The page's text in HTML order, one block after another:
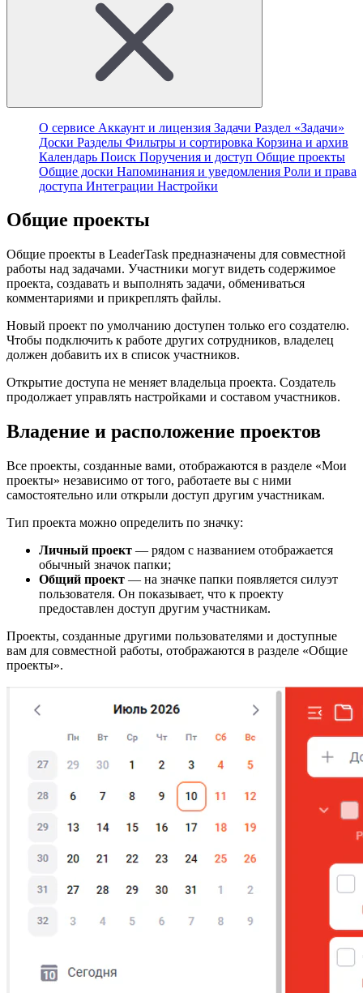
О сервисе Аккаунт и лицензия Задачи Раздел «Задачи»
Доски Разделы Фильтры и сортировка Корзина и архив
Календарь Поиск Поручения и доступ Общие проекты
Общие доски Напоминания и уведомления Роли и права
доступа Интеграции Настройки
Общие проекты
Общие проекты в LeaderTask предназначены для совместной
работы над задачами. Участники могут видеть содержимое
проекта, создавать и выполнять задачи, обмениваться
комментариями и прикреплять файлы.
Новый проект по умолчанию доступен только его создателю.
Чтобы подключить к работе других сотрудников, владелец
должен добавить их в список участников.
Открытие доступа не меняет владельца проекта. Создатель
продолжает управлять настройками и составом участников.
Владение и расположение проектов
Все проекты, созданные вами, отображаются в разделе «Мои
проекты» независимо от того, работаете вы с ними
самостоятельно или открыли доступ другим участникам.
Тип проекта можно определить по значку:
Личный проект — рядом с названием отображается
обычный значок папки;
Общий проект — на значке папки появляется силуэт
пользователя. Он показывает, что к проекту
предоставлен доступ другим участникам.
Проекты, созданные другими пользователями и доступные
вам для совместной работы, отображаются в разделе «Общие
проекты».